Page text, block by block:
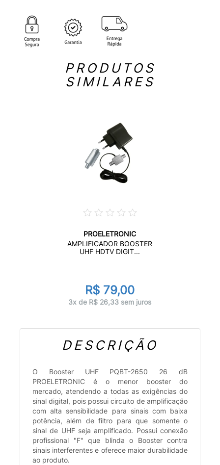
PRODUTOS
SIMILARES
PROELETRONIC
AMPLIFICADOR BOOSTER
UHF HDTV DIGIT...
R$ 79,00
3x de R$ 26,33 sem juros
DESCRIÇÃO
O Booster UHF PQBT-2650 26 dB
PROELETRONIC é o menor booster do
mercado, atendendo a todas as exigências do
sinal digital, pois possui circuito de amplificação
com alta sensibilidade para sinais com baixa
potência, além de filtro para que somente o
sinal de UHF seja amplificado. Possui conexão
profissional "F" que blinda o Booster contra
sinais interferentes e oferece maior durabilidade
ao produto.